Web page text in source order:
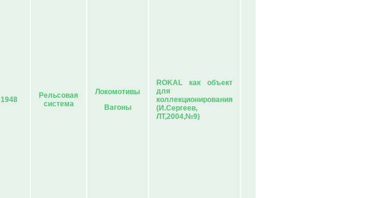
1948
Рельсовая
система
Локомотивы
Вагоны
ROKAL как объект
для
коллекционирования
(И.Сергеев,
ЛТ,2004,№9)